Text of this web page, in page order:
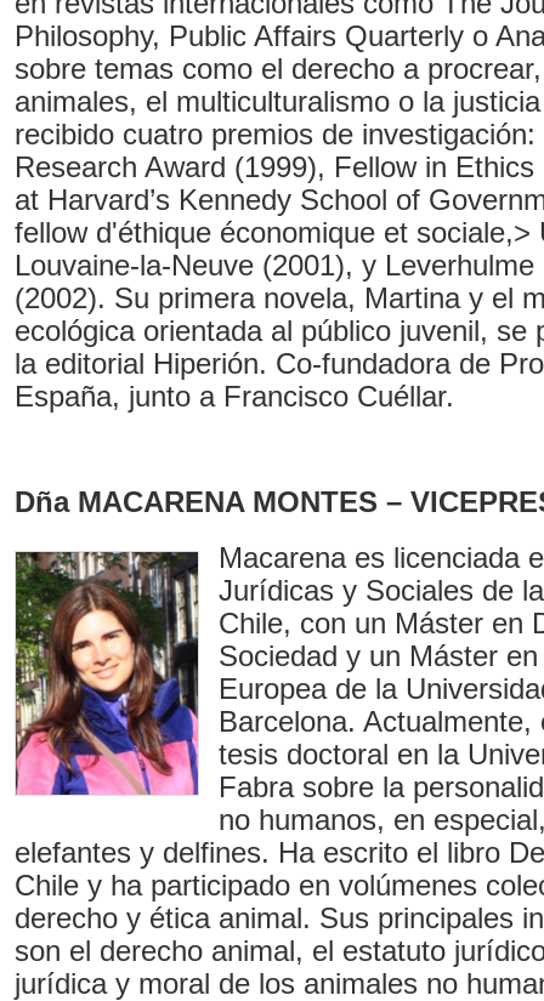
Philosophy, Public Affairs Quarterly o
sobre temas como el derecho a
animales, el multiculturalismo o la
recibido cuatro premios de
Research Award (1999), Fellow in
at Harvard’s Kennedy School of
fellow d'éthique économique et sociale,>
Louvaine-la-Neuve (2001), y
(2002). Su primera novela, Martina y el
ecológica orientada al público juvenil, se
la editorial Hiperión. Co-fundadora de
España, junto a Francisco Cuéllar.
Dña MACARENA MONTES –
Macarena es licenciada
Jurídicas y Sociales de
Chile, con un Máster en
Sociedad y un Máster
Europea de la
Barcelona.
tesis doctoral en la
Fabra sobre la
no humanos, en
elefantes y delfines. Ha escrito el libro
Chile y ha participado en volúmenes
derecho y ética animal. Sus principales
son el derecho animal, el estatuto
jurídica y moral de los animales no